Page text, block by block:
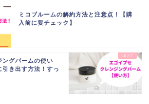
ミコブルームの解約方法と注意点！【購
入前に要チェック】
ングバームの使い
き出す方法！すっ